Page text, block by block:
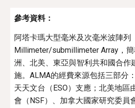
參考資料：
阿塔卡瑪大型毫米及次毫米波陣列
Millimeter/submillimeter Array，
洲、北美、東亞與智利共和國合作
施。ALMA的經費來源包括三部分
天天文台（ESO）支應；北美地區
會（NSF）、加拿大國家研究委員